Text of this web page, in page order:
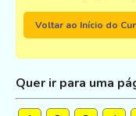
Voltar ao Início do
Quer ir para uma